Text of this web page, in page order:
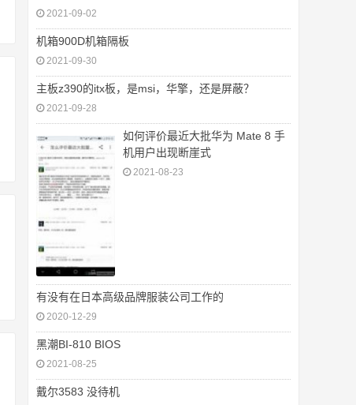
2021-09-02
机箱900D机箱隔板
2021-09-30
主板z390的itx板，是msi，华擎，还是屏蔽？
2021-09-28
如何评价最近大批华为 Mate 8 手
机用户出现断崖式
2021-08-23
有没有在日本高级品牌服装公司工作的
2020-12-29
黑潮BI-810 BIOS
2021-08-25
戴尔3583 没待机